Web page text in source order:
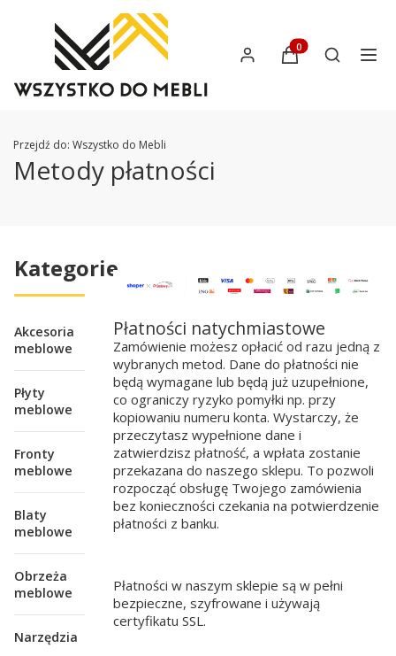
Produkty w
Otwórz
Przejdź do: Wszystko do Mebli
Metody płatności
Kategorie
Akcesoria
meblowe
Płyty
meblowe
Fronty
meblowe
Blaty
meblowe
Obrzeża
meblowe
Narzędzia
Płatności natychmiastowe
Zamówienie możesz opłacić od razu jedną z
wybranych metod. Dane do płatności nie
będą wymagane lub będą już uzupełnione,
co ograniczy ryzyko pomyłki np. przy
kopiowaniu numeru konta. Wystarczy, że
przeczytasz wypełnione dane i
zatwierdzisz płatność, a wpłata zostanie
przekazana do naszego sklepu. To pozwoli
rozpocząć obsługę Twojego zamówienia
bez konieczności czekania na potwierdzenie
płatności z banku.
Płatności w naszym sklepie są w pełni
bezpieczne, szyfrowane i używają
certyfikatu SSL.